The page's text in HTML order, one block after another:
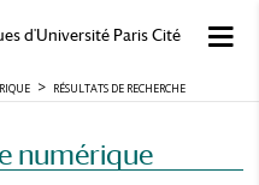
d'Université Paris Cité
RÉSULTATS DE RECHERCHE
numérique